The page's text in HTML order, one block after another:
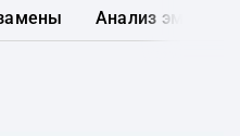
Анализ эмитента